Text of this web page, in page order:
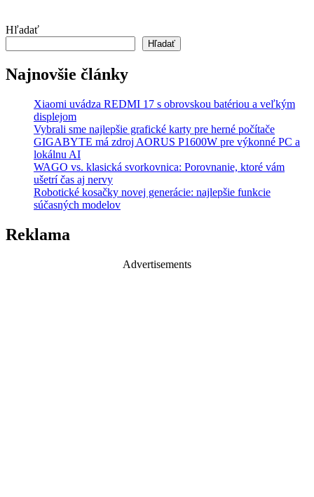
Hľadať
Hľadať
Najnovšie články
Xiaomi uvádza REDMI 17 s obrovskou batériou a veľkým
displejom
Vybrali sme najlepšie grafické karty pre herné počítače
GIGABYTE má zdroj AORUS P1600W pre výkonné PC a
lokálnu AI
WAGO vs. klasická svorkovnica: Porovnanie, ktoré vám
ušetrí čas aj nervy
Robotické kosačky novej generácie: najlepšie funkcie
súčasných modelov
Reklama
Advertisements